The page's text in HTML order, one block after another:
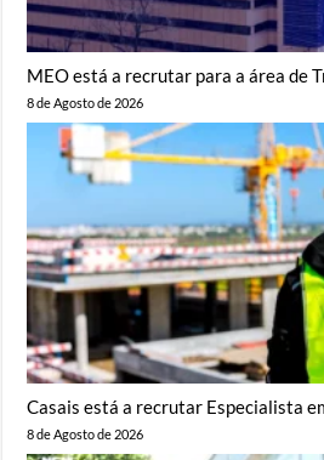
MEO está a recrutar para a área de
8 de Agosto de 2026
Casais está a recrutar Especialista
8 de Agosto de 2026